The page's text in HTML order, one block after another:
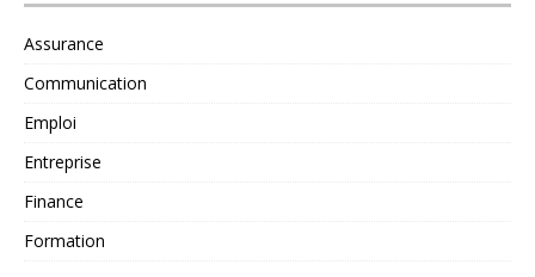
Assurance
Communication
Emploi
Entreprise
Finance
Formation